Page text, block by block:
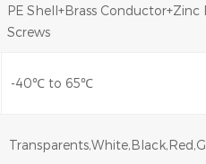
PE Shell+Brass Conductor+Zinc
Screws
-40℃ to 65℃